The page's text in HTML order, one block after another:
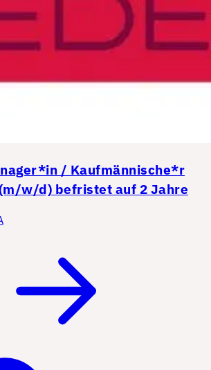
/ Kaufmännische*r
w/d) befristet auf 2 Jahre